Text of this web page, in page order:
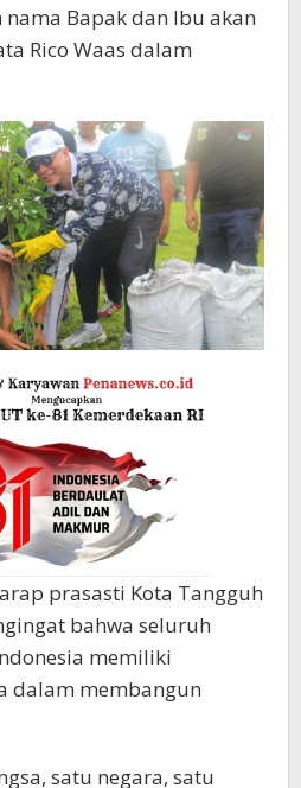
Bapak dan Ibu akan
Rico Waas dalam
prasasti Kota Tangguh
bahwa seluruh
memiliki
dalam membangun
satu negara, satu